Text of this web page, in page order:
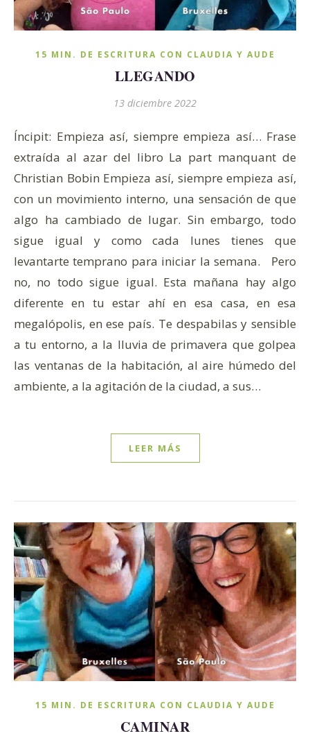
el sol y la luna: están seguros. Tener prisa es creer
et mouvement
15 MIN. DE ESCRITURA CON CLAUDIA Y AUDE
LLEGANDO
13 diciembre 2022
Íncipit: Empieza así, siempre empieza así… Frase
extraída al azar del libro La part manquant de
Christian Bobin Empieza así, siempre empieza así,
con un movimiento interno, una sensación de que
algo ha cambiado de lugar. Sin embargo, todo
sigue igual y como cada lunes tienes que
levantarte temprano para iniciar la semana. Pero
no, no todo sigue igual. Esta mañana hay algo
diferente en tu estar ahí en esa casa, en esa
megalópolis, en ese país. Te despabilas y sensible
a tu entorno, a la lluvia de primavera que golpea
las ventanas de la habitación, al aire húmedo del
ambiente, a la agitación de la ciudad, a sus…
LEER MÁS
15 MIN. DE ESCRITURA CON CLAUDIA Y AUDE
CAMINAR